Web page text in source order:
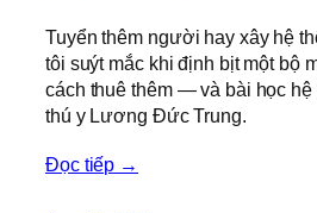
Tuyển thêm người hay xây hệ
tôi suýt mắc khi định bịt một bộ
cách thuê thêm — và bài học
thú y Lương Đức Trung.
Đọc tiếp →